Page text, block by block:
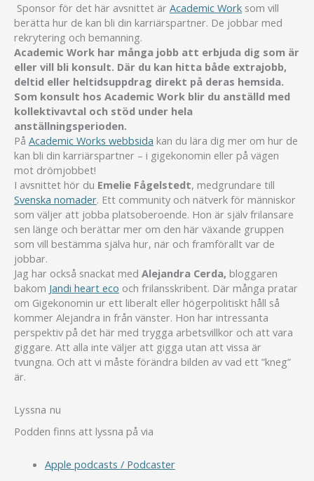
Sponsor för det här avsnittet är Academic Work som vill
berätta hur de kan bli din karriärspartner. De jobbar med
rekrytering och bemanning.
Academic Work har många jobb att erbjuda dig som är
eller vill bli konsult. Där du kan hitta både extrajobb,
deltid eller heltidsuppdrag direkt på deras hemsida.
Som konsult hos Academic Work blir du anställd med
kollektivavtal och stöd under hela
anställningsperioden.
På Academic Works webbsida kan du lära dig mer om hur de
kan bli din karriärspartner – i gigekonomin eller på vägen
mot drömjobbet!
I avsnittet hör du Emelie Fågelstedt, medgrundare till
Svenska nomader. Ett community och nätverk för människor
som väljer att jobba platsoberoende. Hon är själv frilansare
sen länge och berättar mer om den här växande gruppen
som vill bestämma själva hur, när och framförallt var de
jobbar.
Jag har också snackat med Alejandra Cerda, bloggaren
bakom Jandi heart eco och frilansskribent. Där många pratar
om Gigekonomin ur ett liberalt eller högerpolitiskt håll så
kommer Alejandra in från vänster. Hon har intressanta
perspektiv på det här med trygga arbetsvillkor och att vara
giggare. Att alla inte väljer att gigga utan att vissa är
tvungna. Och att vi måste förändra bilden av vad ett ”kneg”
är.
Lyssna nu
Podden finns att lyssna på via
Apple podcasts / Podcaster